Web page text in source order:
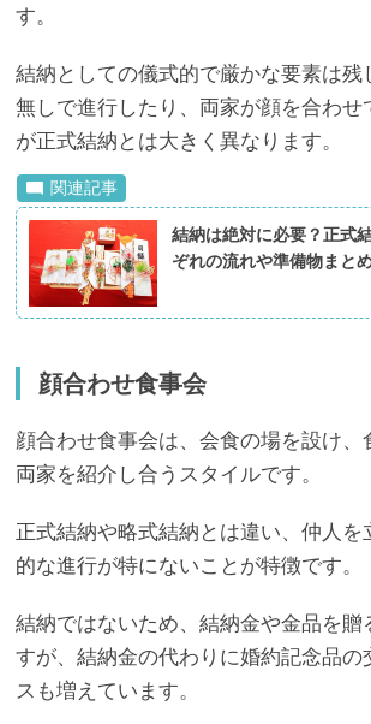
す。
結納としての儀式的で厳かな要素は残
無しで進行したり、両家が顔を合わせ
が正式結納とは大きく異なります。
結納は絶対に必要？正式
ぞれの流れや準備物まと
顔合わせ食事会
顔合わせ食事会は、会食の場を設け、
両家を紹介し合うスタイルです。
正式結納や略式結納とは違い、仲人を
的な進行が特にないことが特徴です。
結納ではないため、結納金や金品を贈
すが、結納金の代わりに婚約記念品の
スも増えています。